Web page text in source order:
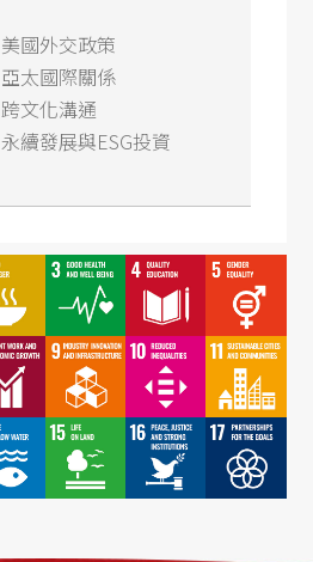
美國外交政策
亞太國際關係
跨文化溝通
永續發展與ESG投資